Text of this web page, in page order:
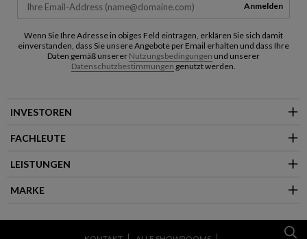
Anmelden
Wenn Sie Ihre Adresse in obiges Feld eintragen, erklären Sie sich damit
einverstanden, dass Sie unsere Angebote per Email erhalten und dass Ihre
Daten gemäß unserer Nutzungsbedingungen und unserer
Datenschutzbestimmungen genutzt werden.
INVESTOREN
FACHLEUTE
LEISTUNGEN
MARKE